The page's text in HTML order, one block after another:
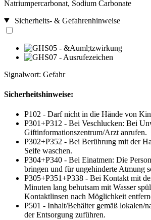
Natriumpercarbonat, Sodium Carbonate
Sicherheits- & Gefahrenhinweise
Signalwort: Gefahr
Sicherheitshinweise:
P102 - Darf nicht in die Hände von
P301+P312 - Bei Veschlucken: Bei
Giftinformationszentrum/Arzt anrufen.
P302+P352 - Bei Berührung mit der
Seife waschen.
P304+P340 - Bei Einatmen: Die
bringen und für ungehinderte Atmung
P305+P351+P338 - Bei Kontakt mit
Minuten lang behutsam mit Wasser
Kontaktlinsen nach Möglichkeit
P501 - Inhalt/Behälter gemäß lokalen/
der Entsorgung zuführen.